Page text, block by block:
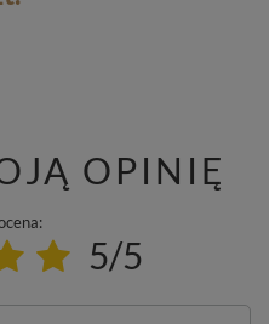
OPINIĘ
5/5